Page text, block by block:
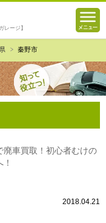
レージ】
秦野市
廃車買取！初心者むけの
2018.04.21